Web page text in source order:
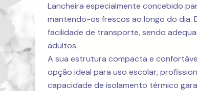
Lancheira especialmente concebido
mantendo-os frescos ao longo do dia.
facilidade de transporte, sendo
adultos.
A sua estrutura compacta e
opção ideal para uso escolar,
capacidade de isolamento térmico